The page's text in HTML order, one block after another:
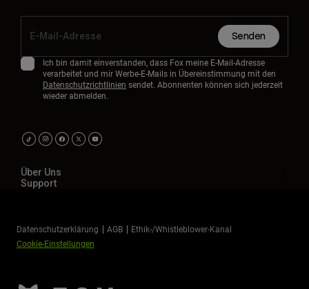
Senden
Ich bin damit einverstanden, dass Fox meine E-Mail-Adresse
verarbeitet und mir Werbe-E-Mails in Übereinstimmung mit den
Datenschutzrichtlinien sendet. Abonnenten können sich jederzeit
wieder abmelden.
Über Uns
Support
Datenschutzerklärung AGB
Ethik-/Whistleblower-Kanal
Cookie-Einstellungen